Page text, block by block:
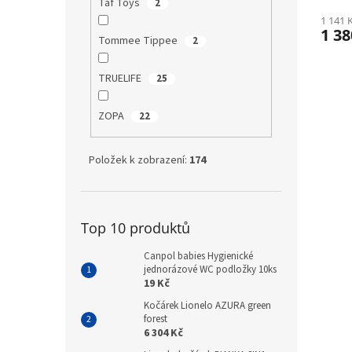
Taf Toys 2
Tommee Tippee 2
TRUELIFE 25
ZOPA 22
Položek k zobrazení: 174
Top 10 produktů
Canpol babies Hygienické
jednorázové WC podložky 10ks
19 Kč
Kočárek Lionelo AZURA green
forest
6 304 Kč
1 141
1